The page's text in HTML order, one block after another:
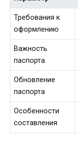
Требования к
оформлению
Важность
паспорта
Обновление
паспорта
Особенности
составления